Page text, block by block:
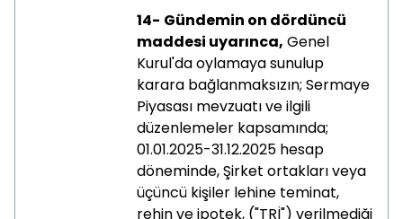
14- Gündemin on dördüncü
maddesi uyarınca, Genel
Kurul'da oylamaya sunulup
karara bağlanmaksızın; Sermaye
Piyasası mevzuatı ve ilgili
düzenlemeler kapsamında;
01.01.2025-31.12.2025 hesap
döneminde, Şirket ortakları veya
üçüncü kişiler lehine teminat,
rehin ve ipotek, ("TRİ") verilmediği